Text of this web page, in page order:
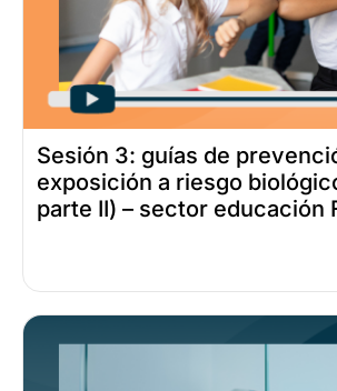
Sesión 3: guías de
exposición a riesgo
parte II) – sector educación